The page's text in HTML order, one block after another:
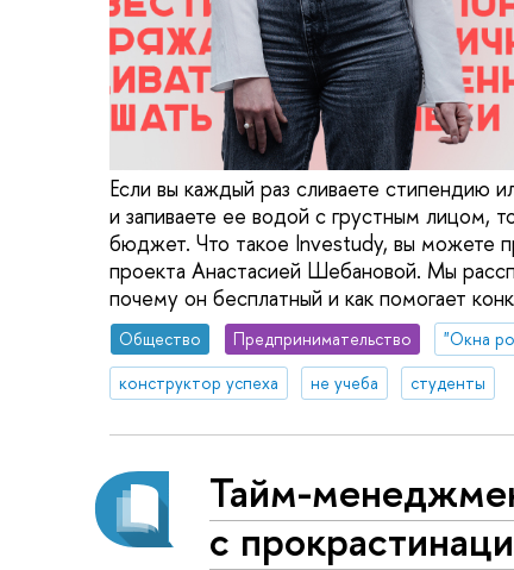
Если вы каждый раз сливаете стипендию
и запиваете ее водой с грустным лицом,
бюджет. Что такое Investudy, вы можете
проекта Анастасией Шебановой. Мы
почему он бесплатный и как помогает
Общество Предпринимательство "Окна
конструктор успеха
не учеба студенты
Тайм-
с